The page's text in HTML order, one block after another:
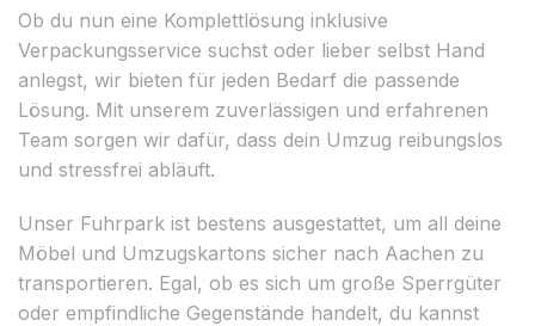
Ob du nun eine Komplettlösung inklusive
Verpackungsservice suchst oder lieber selbst Hand
anlegst, wir bieten für jeden Bedarf die passende
Lösung. Mit unserem zuverlässigen und erfahrenen
Team sorgen wir dafür, dass dein Umzug reibungslos
und stressfrei abläuft.
Unser Fuhrpark ist bestens ausgestattet, um all deine
Möbel und Umzugskartons sicher nach Aachen zu
transportieren. Egal, ob es sich um große Sperrgüter
oder empfindliche Gegenstände handelt, du kannst